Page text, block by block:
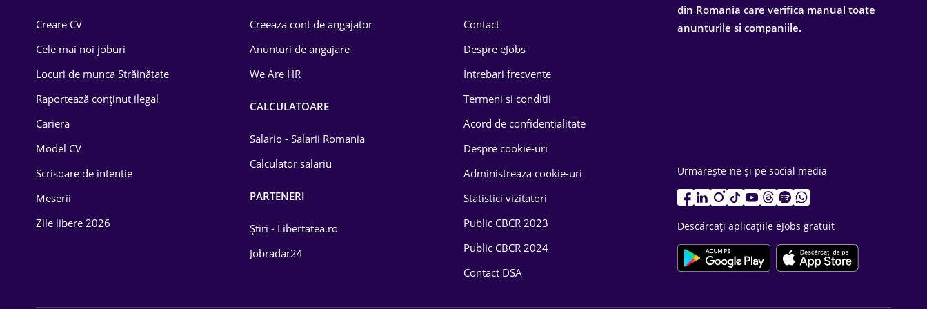
Drept
Educație / Training
Energetică
Farma
Creare CV
Cele mai noi joburi
Locuri de munca Străinătate
Raportează conținut ilegal
Cariera
Model CV
Scrisoare de intentie
Meserii
Zile libere 2026
Creeaza cont de angajator
Anunturi de angajare
We Are HR
CALCULATOARE
Salario - Salarii Romania
Calculator salariu
PARTENERI
Știri - Libertatea.ro
Jobradar24
Contact
Despre eJobs
Intrebari frecvente
Termeni si conditii
Acord de confidentialitate
Despre cookie-uri
Administreaza cookie-uri
Statistici vizitatori
Public CBCR 2023
Public CBCR 2024
Contact DSA
din Romania care verifica manual toate
anunturile si companiile.
Urmărește-ne și pe social media
Descărcați aplicațiile eJobs gratuit